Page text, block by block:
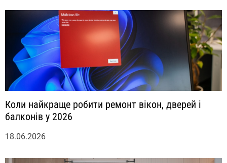
Коли найкраще робити ремонт вікон, дверей і
балконів у 2026
18.06.2026